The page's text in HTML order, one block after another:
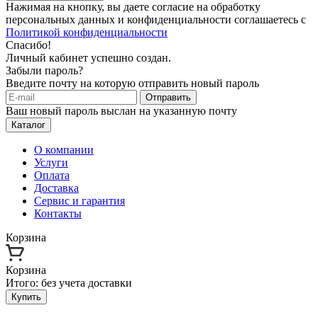
Нажимая на кнопку, вы даете согласие на обработку
персональных данных и конфиденциальности соглашаетесь с
Политикой конфиденциальности
Спасибо!
Личный кабинет успешно создан.
Забыли пароль?
Введите почту на которую отправить новый пароль
Отправить
Ваш новый пароль выслан на указанную почту
Каталог
О компании
Услуги
Оплата
Доставка
Сервис и гарантия
Контакты
Корзина
Корзина
Итого: без учета доставки
Купить